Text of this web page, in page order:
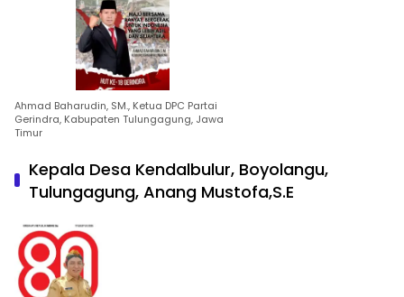
Ahmad Baharudin, SM., Ketua DPC Partai
Gerindra, Kabupaten Tulungagung, Jawa
Timur
Kepala Desa Kendalbulur, Boyolangu,
Tulungagung, Anang Mustofa,S.E